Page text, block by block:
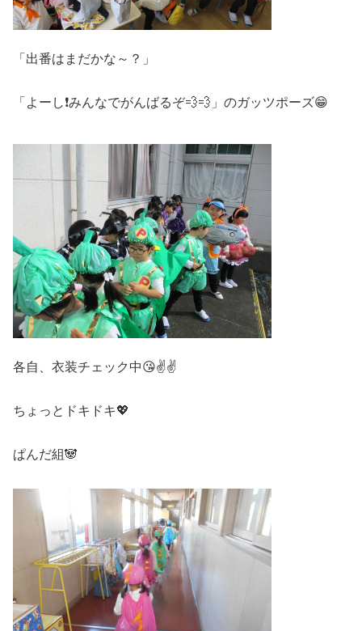
「出番はまだかな～？」
「よーし❗みんなでがんばるぞ💨💨」のガッツポーズ😁
各自、衣装チェック中😘✌✌
ちょっとドキドキ💖
ぱんだ組🐼